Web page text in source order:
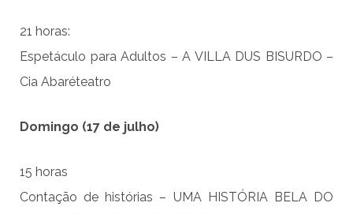
21 horas:
Espetáculo para Adultos – A VILLA DUS BISURDO –
Cia Abaréteatro
Domingo (17 de julho)
15 horas
Contação de histórias – UMA HISTÓRIA BELA DO